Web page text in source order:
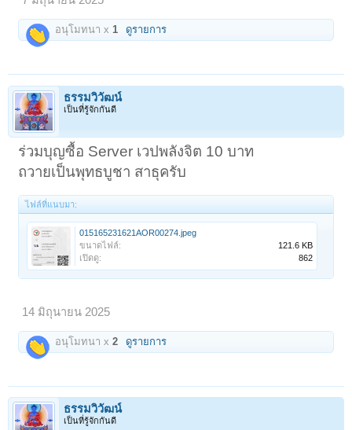
อนุโมทนา x1 ดูรายการ
ธรรมวิวัฒน์
เป็นที่รู้จักกันดี
ร่วมบุญซื้อ Server เวปพลังจิต 10 บาท
ถวายเป็นพุทธบูชา สาธุครับ
ไฟล์ที่แนบมา:
015165231621AOR00274.jpeg
ขนาดไฟล์:
121.6 KB
เปิดดู:
862
14 มิถุนายน 2025
อนุโมทนา x2 ดูรายการ
ธรรมวิวัฒน์
เป็นที่รู้จักกันดี